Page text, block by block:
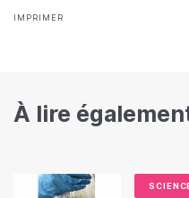
IMPRIMER
À lire